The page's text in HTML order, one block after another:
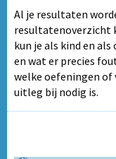
Al je resultaten
resultatenoverzicht
kun je als kind en
en wat er precies
welke oefeningen of
uitleg bij nodig is.